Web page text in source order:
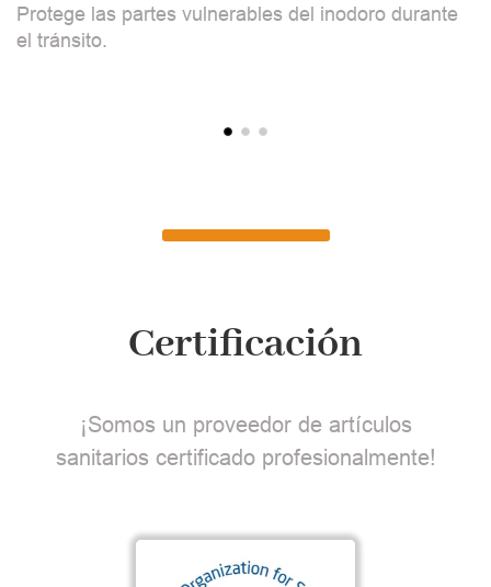
Protege las partes vulnerables del inodoro durante
el tránsito.
Certificación
¡Somos un proveedor de artículos
sanitarios certificado profesionalmente!